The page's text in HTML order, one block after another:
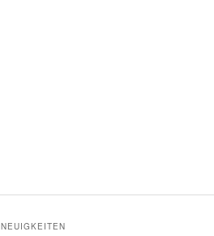
NEUIGKEITEN